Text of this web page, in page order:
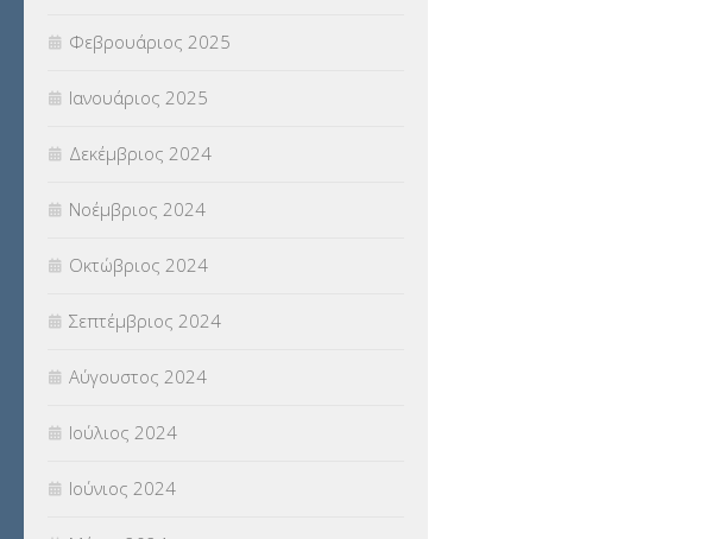
Φεβρουάριος 2025
Ιανουάριος 2025
Δεκέμβριος 2024
Νοέμβριος 2024
Οκτώβριος 2024
Σεπτέμβριος 2024
Αύγουστος 2024
Ιούλιος 2024
Ιούνιος 2024